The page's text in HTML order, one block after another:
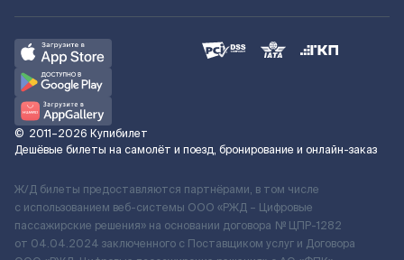
© 2011–2026 Купибилет
Дешёвые билеты на самолёт и поезд, бронирование и онлайн-заказ
Ж/Д билеты предоставляются партнёрами, в том числе
с использованием веб-системы ООО «РЖД – Цифровые
пассажирские решения» на основании договора № ЦПР-1282
от 04.04.2024 заключенного с Поставщиком услуг и Договора